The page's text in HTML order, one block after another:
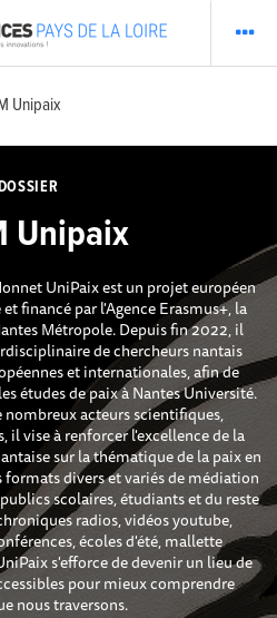
Unipaix
Unipaix
UniPaix est un projet européen
financé par l'Agence Erasmus+, la
Métropole. Depuis fin 2022, il
de chercheurs nantais
et internationales, afin de
études de paix à Nantes Université.
acteurs scientifiques,
vise à renforcer l'excellence de la
sur la thématique de la paix en
divers et variés de médiation
scolaires, étudiants et du reste
radios, vidéos youtube,
écoles d'été, mallette
s'efforce de devenir un lieu de
pour mieux comprendre
nous traversons.